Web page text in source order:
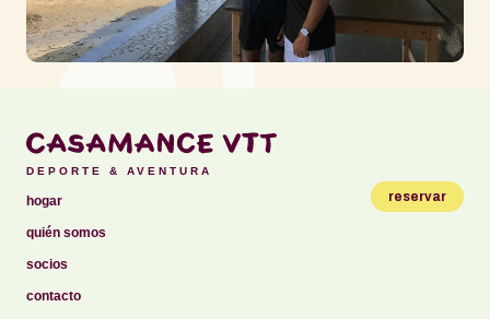
DEPORTE & AVENTURA
reservar
hogar
quién somos
socios
contacto